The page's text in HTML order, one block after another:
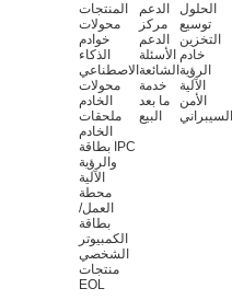
المنتجات
محولات
خوادم
الذكاء
الاصطناعي
محولات
الخادم
ملحقات
الخادم
بطاقة IPC
والرؤية
الآلية
محطة
العمل/
بطاقة
الكمبيوتر
الشخصي
منتجات
EOL
الدعم
مركز
الدعم
الأسئلة
الشائعة
خدمة
ما بعد
البيع
الحلول
توسيع
التخزين
خادم
الرؤية
الآلية
الأمن
السيبراني